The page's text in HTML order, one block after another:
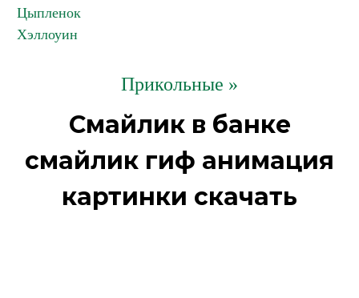
Цыпленок
Хэллоуин
Прикольные »
Смайлик в банке
смайлик гиф анимация
картинки скачать